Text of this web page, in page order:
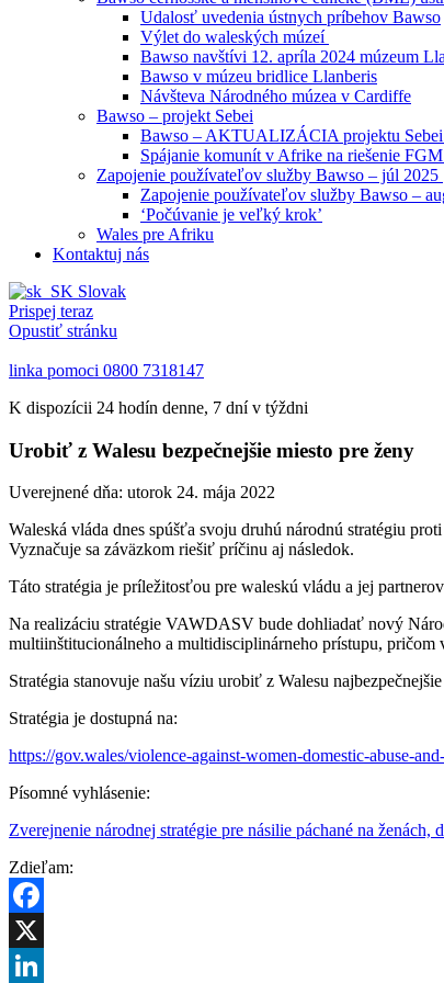
Udalosť uvedenia ústnych príbehov Bawso
Výlet do waleských múzeí
Bawso navštívi 12. apríla 2024 múzeum
Bawso v múzeu bridlice Llanberis
Návšteva Národného múzea v Cardiffe
Bawso – projekt Sebei
Bawso – AKTUALIZÁCIA projektu
Spájanie komunít v Afrike na riešenie FGM
Zapojenie používateľov služby Bawso – júl 2025
Zapojenie používateľov služby Bawso –
‘Počúvanie je veľký krok’
Wales pre Afriku
Kontaktuj nás
Slovak
Prispej teraz
Opustiť stránku
linka pomoci 0800 7318147
K dispozícii 24 hodín denne, 7 dní v týždni
Urobiť z Walesu bezpečnejšie miesto pre ženy
Uverejnené dňa: utorok 24. mája 2022
Waleská vláda dnes spúšťa svoju druhú národnú stratégiu
Vyznačuje sa záväzkom riešiť príčinu aj následok.
Táto stratégia je príležitosťou pre waleskú vládu a jej
Na realizáciu stratégie VAWDASV bude dohliadať nový
multiinštitucionálneho a multidisciplinárneho prístupu, pričom
Stratégia stanovuje našu víziu urobiť z Walesu
Stratégia je dostupná na:
https://gov.wales/violence-against-women-domestic-abuse-
Písomné vyhlásenie:
Zverejnenie národnej stratégie pre násilie páchané na
Zdieľam:
Facebook
X